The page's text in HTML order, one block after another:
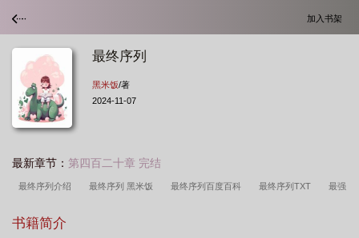
加入书架
最终序列
黑米饭/著
2024-11-07
最新章节： 第四百二十章 完结
最终序列介绍 最终序列 黑米饭 最终序列百度百科 最终序列TXT 最强
列的终值
书籍简介